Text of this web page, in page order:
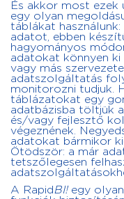
És akkor most ezek
egy olyan
táblákat
adatot, ebben
hagyományos
adatokat könnyen ki
vagy más
adatszolgáltatás
monitorozni tudjuk.
táblázatokat egy
adatbázisba töltjük
és/vagy fejlesztő
végeznének.
adatokat bármikor
Ötödször: a már
tetszőlegesen
A Rapid BI! egy